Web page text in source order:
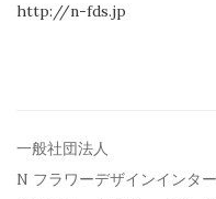
http://n-fds.jp
一般社団法人
N フラワーデザインインタ